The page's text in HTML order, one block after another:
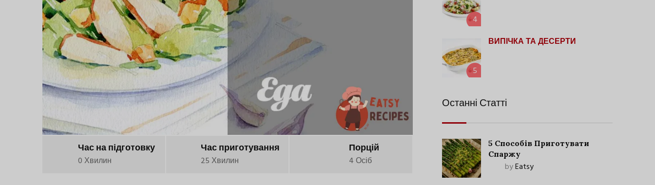
Час на підготовку
0 Хвилин
Час приготування
25 Хвилин
Порцій
4 Осіб
4
5
ВИПІЧКА ТА ДЕСЕРТИ
Останні Статті
5 Способів Приготувати
Спаржу
byEatsy